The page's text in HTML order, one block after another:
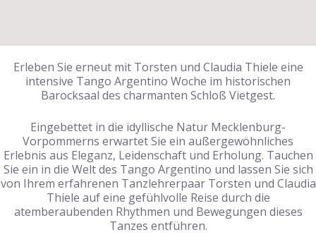
Erleben Sie erneut mit Torsten und Claudia Thiele eine
intensive Tango Argentino Woche im historischen
Barocksaal des charmanten Schloß Vietgest.
Eingebettet in die idyllische Natur Mecklenburg-
Vorpommerns erwartet Sie ein außergewöhnliches
Erlebnis aus Eleganz, Leidenschaft und Erholung. Tauchen
Sie ein in die Welt des Tango Argentino und lassen Sie sich
von Ihrem erfahrenen Tanzlehrerpaar Torsten und Claudia
Thiele auf eine gefühlvolle Reise durch die
atemberaubenden Rhythmen und Bewegungen dieses
Tanzes entführen.